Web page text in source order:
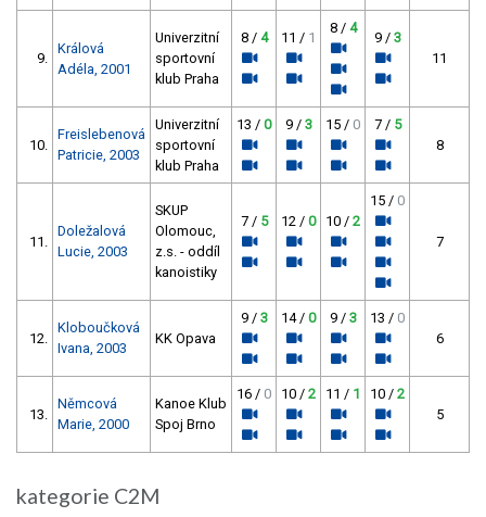
9.
Králová
Adéla, 2001
Univerzitní
sportovní
klub Praha
8 / 4 11 / 1
8 / 4
9 / 3
11
10.
Freislebenová
Patricie, 2003
Univerzitní
sportovní
klub Praha
13 / 0 9 / 3 15 / 0 7 / 5
8
11.
Doležalová
Lucie, 2003
SKUP
Olomouc,
z.s. - oddíl
kanoistiky
7 / 5 12 / 0 10 / 2
15 / 0
7
12.
Kloboučková
Ivana, 2003
KK Opava
9 / 3 14 / 0 9 / 3 13 / 0
6
13.
Němcová
Marie, 2000
Kanoe Klub
Spoj Brno
16 / 0 10 / 2 11 / 1 10 / 2
5
kategorie C2M